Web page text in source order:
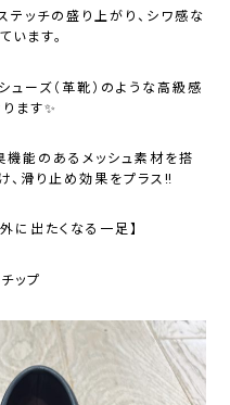
テッチの盛り上がり、シワ感な
います。
ューズ（革靴）のような高級感
ます✨
機能のあるメッシュ素材を搭
、滑り止め効果をプラス‼️
に出たくなる一足】
ップ